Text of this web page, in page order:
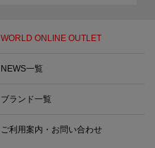
WORLD ONLINE OUTLET
NEWS一覧
ブランド一覧
ご利用案内・お問い合わせ